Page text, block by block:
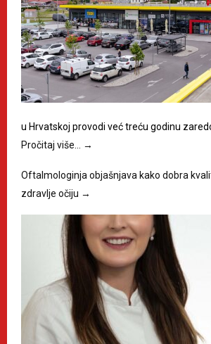
u Hrvatskoj provodi već treću godinu
Pročitaj više… →
Oftalmologinja objašnjava kako dobra
zdravlje očiju →